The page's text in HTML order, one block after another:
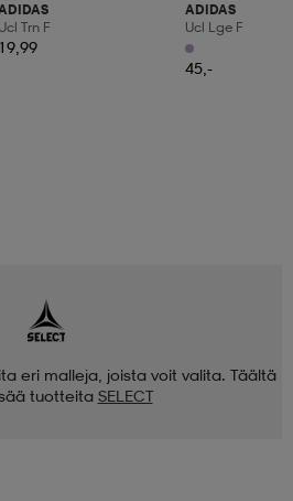
Ucl Trn F
19,99
ADIDAS
Ucl Lge F
45,-
eri malleja, joista voit valita. Täältä
tuotteita SELECT